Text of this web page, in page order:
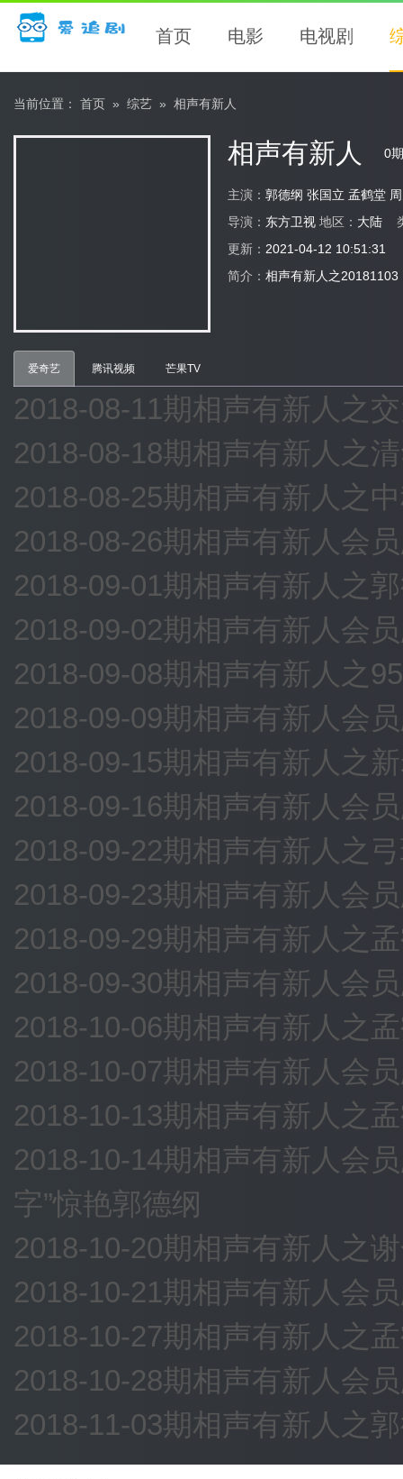
首页 电影 电视剧
当前位置： 首页 » 综艺 » 相声有新人
相声有新人 0期
主演： 郭德纲 张国立 孟鹤堂
导演： 东方卫视 地区： 大陆
更新： 2021-04-12 10:51:31
简介： 相声有新人之20181103
爱奇艺 腾讯视频 芒果TV
2018-08-11期相声有新人之
2018-08-18期相声有新人之
2018-08-25期相声有新人之
2018-08-26期相声有新人会
2018-09-01期相声有新人之
2018-09-02期相声有新人会
2018-09-08期相声有新人之
2018-09-09期相声有新人会
2018-09-15期相声有新人之
2018-09-16期相声有新人会
2018-09-22期相声有新人之
2018-09-23期相声有新人会
2018-09-29期相声有新人之
2018-09-30期相声有新人会
2018-10-06期相声有新人之
2018-10-07期相声有新人会
2018-10-13期相声有新人之
2018-10-14期相声有新人会
字”惊艳郭德纲
2018-10-20期相声有新人之
2018-10-21期相声有新人会
2018-10-27期相声有新人之
2018-10-28期相声有新人会
2018-11-03期相声有新人之